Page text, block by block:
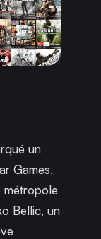
un
Games.
métropole
Bellic, un